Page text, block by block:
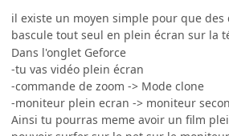
il existe un moyen simple pour que
bascule tout seul en plein écran sur la
Dans l'onglet Geforce
-tu vas vidéo plein écran
-commande de zoom -> Mode clone
-moniteur plein ecran -> moniteur
Ainsi tu pourras meme avoir un film